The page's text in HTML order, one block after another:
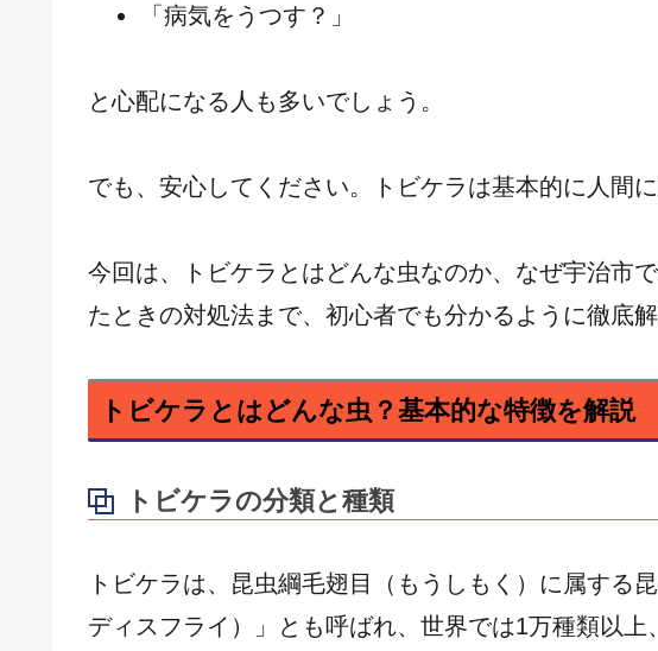
「病気をうつす？」
と心配になる人も多いでしょう。
でも、安心してください。トビケラは基本的に人間
今回は、トビケラとはどんな虫なのか、なぜ宇治市
たときの対処法まで、初心者でも分かるように徹底解
トビケラとはどんな虫？基本的な特徴を解説
トビケラの分類と種類
トビケラは、昆虫綱毛翅目（もうしもく）に属する
ディスフライ）」とも呼ばれ、世界では1万種類以